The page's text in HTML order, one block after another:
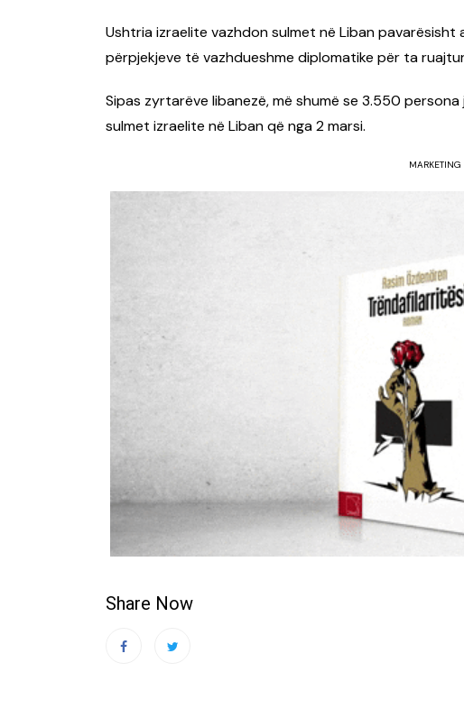
Ushtria izraelite vazhdon sulmet në Liban
përpjekjeve të vazhdueshme diplomatike për ta
Sipas zyrtarëve libanezë, më shumë se 3.550
sulmet izraelite në Liban që nga 2 marsi.
MARKETING
Share Now